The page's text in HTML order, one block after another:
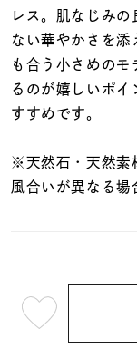
コレクション
レディース
レス。肌なじみ
ない華やかさを添
も合う小さめの
るのが嬉しいポ
すすめです。
※天然石・天然素
風合いが異なる場